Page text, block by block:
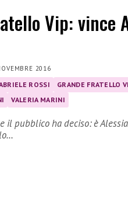
Vip: vince
2016
ROSSI GRANDE FRATELLO
VALERIA MARINI
il pubblico ha deciso: è